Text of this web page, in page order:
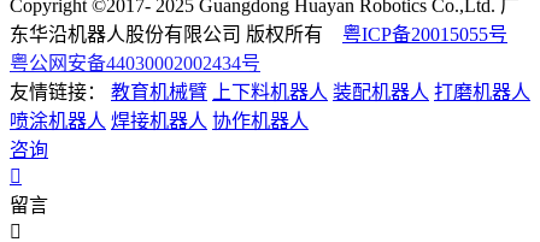
Copyright ©2017- 2025 Guangdong Huayan Robotics Co.,Ltd. 广
东华沿机器人股份有限公司 版权所有 粤ICP备20015055号
粤公网安备44030002002434号
友情链接：
教育机械臂 上下料机器人 装配机器人 打磨机器人
喷涂机器人 焊接机器人 协作机器人
咨询
留言